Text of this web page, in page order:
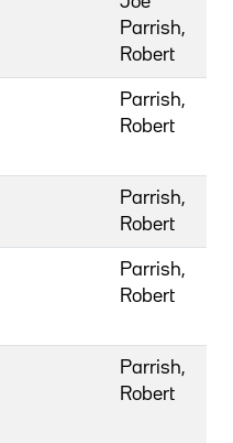
Parrish,
Robert
Parrish,
Robert
Parrish,
Robert
Parrish,
Robert
Parrish,
Robert